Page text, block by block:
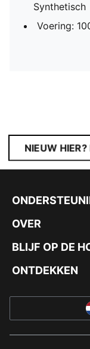
Synthetisch
Voering:
NIEUW
OVER
BLIJF OP DE
ONTDEKKEN